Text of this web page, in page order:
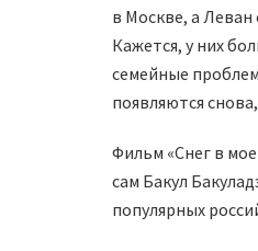
в Москве, а Леван
Кажется, у них
семейные
появляются
Фильм «Снег в
сам Бакул
популярных